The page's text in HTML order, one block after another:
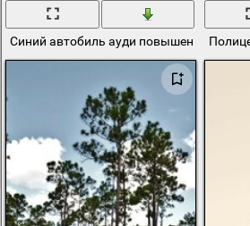
Синий автобиль ауди повышенной